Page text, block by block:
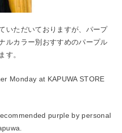
いただいておりますが、パープ
ルカラー別おすすめのパープル
す。
Monday at KAPUWA STORE
purple by personal